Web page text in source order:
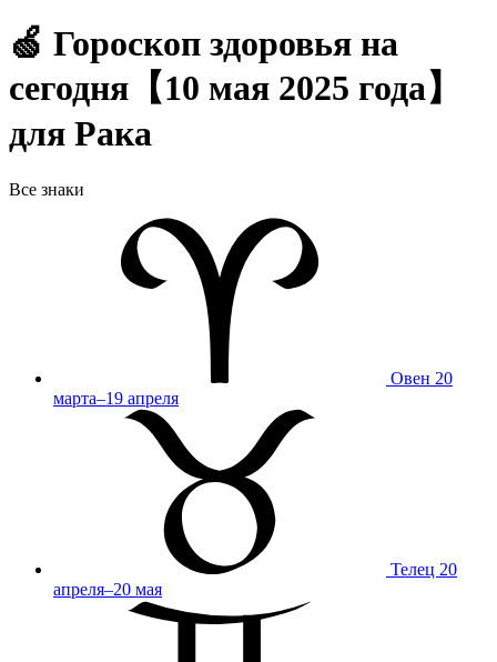
🍏 Гороскоп здоровья на
сегодня【10 мая 2025 года】
для Рака
Все знаки
Овен 20
марта–19 апреля
Телец 20
апреля–20 мая